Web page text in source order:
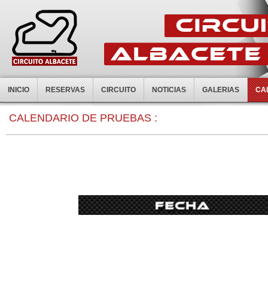
INICIO RESERVAS CIRCUITO NOTICIAS GALERIAS
CALENDARIO DE PRUEBAS :
0:00